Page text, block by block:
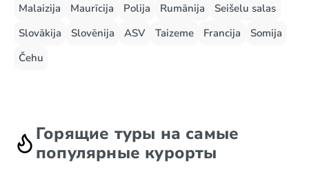
Malaizija
Maurīcija Polija Rumānija
Seišelu salas
Slovākija
Slovēnija ASV Taizeme Francija
Somija
Čehu
Горящие туры на самые
популярные курорты